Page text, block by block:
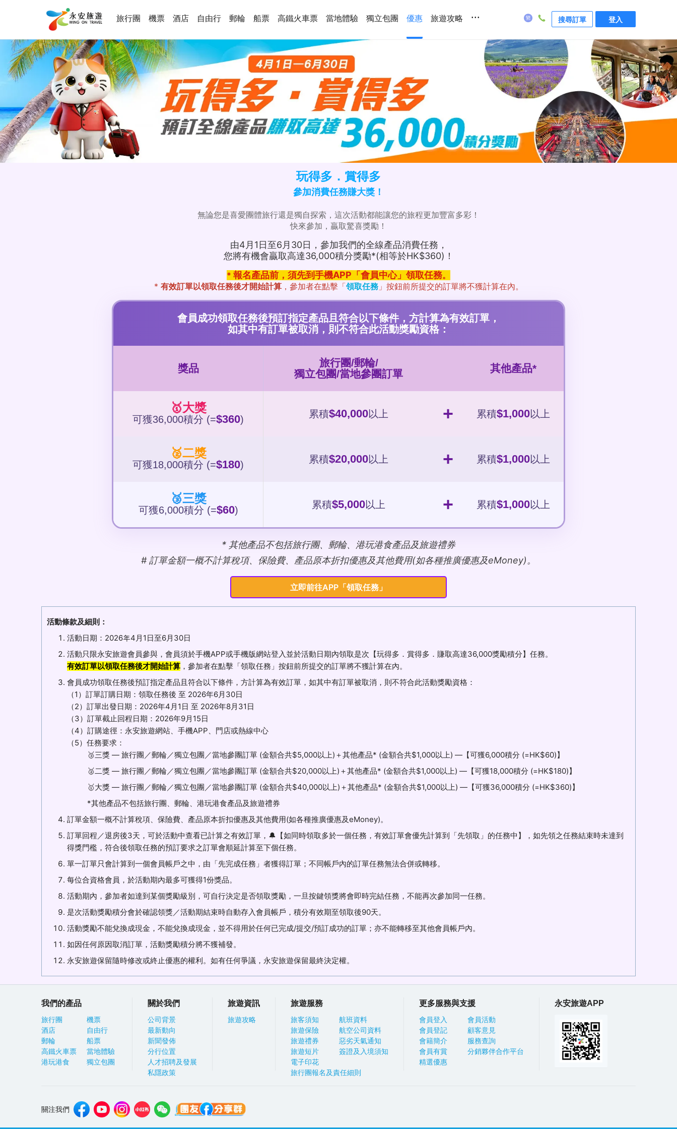
旅行團 機票 酒店 自由行 郵輪 船票 高鐵火車票 當地體驗 獨立包團 優惠 旅遊攻略 ... 搜尋訂單 登入
玩得多．賞得多
參加消費任務賺大獎！
無論您是喜愛團體旅行還是獨自探索，這次活動都能讓您的旅程更加豐富多彩！
快來參加，贏取驚喜獎勵！
由4月1日至6月30日，參加我們的全線產品消費任務，
您將有機會贏取高達36,000積分獎勵*(相等於HK$360)！
* 報名產品前，須先到手機APP「會員中心」領取任務。
* 有效訂單以領取任務後才開始計算，參加者在點擊「領取任務」按鈕前所提交的訂單將不獲計算在內。
會員成功領取任務後預訂指定產品且符合以下條件，方計算為有效訂單，
如其中有訂單被取消，則不符合此活動獎勵資格：
獎品
旅行團/郵輪/
獨立包團/當地參團訂單
其他產品*
🥇大獎
可獲36,000積分 (=$360) 累積$40,000以上 + 累積$1,000以上
🥈二獎
可獲18,000積分 (=$180) 累積$20,000以上 + 累積$1,000以上
🥉三獎
可獲6,000積分 (=$60) 累積$5,000以上 + 累積$1,000以上
* 其他產品不包括旅行團、郵輪、港玩港食產品及旅遊禮券
# 訂單金額一概不計算稅項、保險費、產品原本折扣優惠及其他費用(如各種推廣優惠及eMoney)。
立即前往APP「領取任務」
活動條款及細則：
活動日期：2026年4月1日至6月30日
活動只限永安旅遊會員參與，會員須於手機APP或手機版網站登入並於活動日期內領取是次【玩得多．賞得多．賺取高達36,000獎勵積分】任務。
有效訂單以領取任務後才開始計算 ，參加者在點擊「領取任務」按鈕前所提交的訂單將不獲計算在內。
會員成功領取任務後預訂指定產品且符合以下條件，方計算為有效訂單，如其中有訂單被取消，則不符合此活動獎勵資格：
（1）訂單訂購日期：領取任務後 至 2026年6月30日
（2）訂單出發日期：2026年4月1日 至 2026年8月31日
（3）訂單截止回程日期：2026年9月15日
（4）訂購途徑：永安旅遊網站、手機APP、門店或熱線中心
（5）任務要求：
🥉三獎 — 旅行團／郵輪／獨立包團／當地參團訂單 (金額合共$5,000以上)＋其他產品* (金額合共$1,000以上) —【可獲6,000積分 (=HK$60)】
🥈二獎 — 旅行團／郵輪／獨立包團／當地參團訂單 (金額合共$20,000以上)＋其他產品* (金額合共$1,000以上) —【可獲18,000積分 (=HK$180)】
🥇大獎 — 旅行團／郵輪／獨立包團／當地參團訂單 (金額合共$40,000以上)＋其他產品* (金額合共$1,000以上) —【可獲36,000積分 (=HK$360)】
*其他產品不包括旅行團、郵輪、港玩港食產品及旅遊禮券
訂單金額一概不計算稅項、保險費、產品原本折扣優惠及其他費用(如各種推廣優惠及eMoney)。
訂單回程／退房後3天，可於活動中查看已計算之有效訂單，🔔【如同時領取多於一個任務，有效訂單會優先計算到「先領取」的任務中】，如先領之任務結束時未達到
得獎門檻，符合後領取任務的預訂要求之訂單會順延計算至下個任務。
單一訂單只會計算到一個會員帳戶之中，由「先完成任務」者獲得訂單；不同帳戶內的訂單任務無法合併或轉移。
每位合資格會員，於活動期內最多可獲得1份獎品。
活動期內，參加者如達到某個獎勵級別，可自行決定是否領取獎勵，一旦按鍵領獎將會即時完結任務，不能再次參加同一任務。
是次活動獎勵積分會於確認領獎／活動期結束時自動存入會員帳戶，積分有效期至領取後90天。
活動獎勵不能兌換成現金，不能兌換成現金，並不得用於任何已完成/提交/預訂成功的訂單；亦不能轉移至其他會員帳戶內。
如因任何原因取消訂單，活動獎勵積分將不獲補發。
永安旅遊保留隨時修改或終止優惠的權利。如有任何爭議，永安旅遊保留最終決定權。
我們的產品
旅行團
酒店
郵輪
高鐵火車票
港玩港食
機票
自由行
船票
當地體驗
獨立包團
關於我們
公司背景
最新動向
新聞發佈
分行位置
人才招聘及發展
私隱政策
旅遊資訊
旅遊攻略
旅遊服務
旅客須知
旅遊保險
旅遊禮券
旅遊短片
電子印花
航班資料
航空公司資料
惡劣天氣通知
簽證及入境須知
旅行團報名及責任細則
更多服務與支援
會員登入
會員登記
會籍簡介
會員有賞
精選優惠
會員活動
顧客意見
服務查詢
分銷夥伴合作平台
永安旅遊APP
關注我們